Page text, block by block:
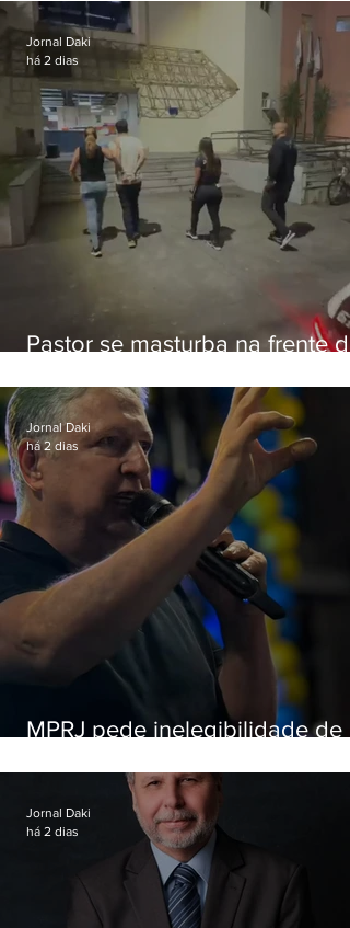
Botafogo
Pastor se masturba na frente de
Jornal Daki
há 2 dias
MPRJ pede inelegibilidade de
Jornal Daki
há 2 dias
Jornal Daki
há 2 dias